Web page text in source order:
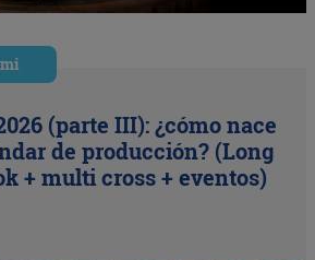
(parte III): ¿cómo nace
de producción? (Long
+ multi cross + eventos)